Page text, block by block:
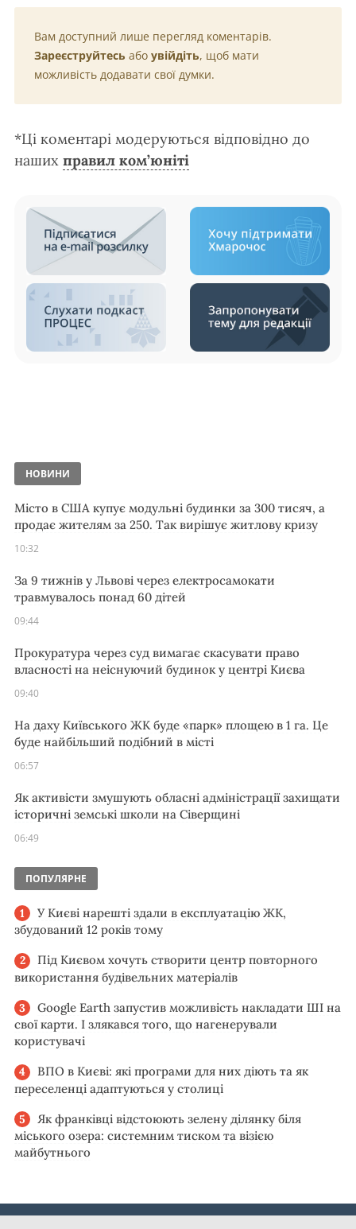
Вам доступний лише перегляд коментарів.
Зареєструйтесь або увійдіть, щоб мати
можливість додавати свої думки.
*Ці коментарі модеруються відповідно до
наших правил ком’юніті
НОВИНИ
Місто в США купує модульні будинки за 300 тисяч, а
продає жителям за 250. Так вирішує житлову кризу
10:32
За 9 тижнів у Львові через електросамокати
травмувалось понад 60 дітей
09:44
Прокуратура через суд вимагає скасувати право
власності на неіснуючий будинок у центрі Києва
09:40
На даху Київського ЖК буде «парк» площею в 1 га. Це
буде найбільший подібний в місті
06:57
Як активісти змушують обласні адміністрації захищати
історичні земські школи на Сіверщині
06:49
ПОПУЛЯРНЕ
У Києві нарешті здали в експлуатацію ЖК,
збудований 12 років тому
Під Києвом хочуть створити центр повторного
використання будівельних матеріалів
Google Earth запустив можливість накладати ШІ на
свої карти. І злякався того, що нагенерували
користувачі
ВПО в Києві: які програми для них діють та як
переселенці адаптуються у столиці
Як франківці відстоюють зелену ділянку біля
міського озера: системним тиском та візією
майбутнього